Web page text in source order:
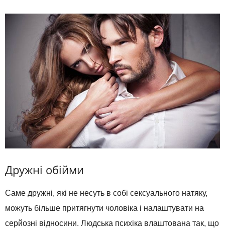
Дружні обійми
Саме дружні, які не несуть в собі сексуального натяку,
можуть більше притягнути чоловіка і налаштувати на
серйозні відносини. Людська психіка влаштована так, що